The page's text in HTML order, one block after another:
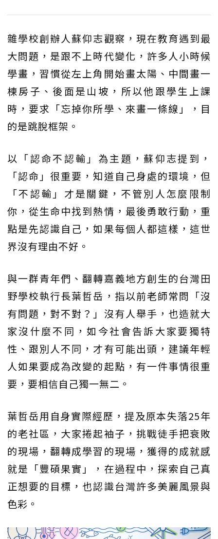
雜學校創辦人蘇仰志觀察，現在教育遇到最
大問題，是跟不上時代變化，許多人小時候
學畫，習慣從左上角開始畫太陽、中間畫一
棟房子、後面是山坡，所以他跟學生上課
時，要求「忘掉你所學、來畫一條線」，目
的是跳脫框架。
以「認命不認輸」為主題，蘇仰志提到，
「認命」很重要，知道自己身處的環境，但
「不認輸」才是關鍵，不管別人怎麼限制
你，從生命中找到熱情，最後勇敢行動，重
點是先認識自己，如果每個人都這樣，這世
界沒有理由不好。
與一群青年們、翻轉嘉義地方創生的台灣田
野學校執行長葉哲岳，指以前老師常問「沒
有問題，對不對？」沒有人舉手，也造就大
家沒什麼不同，如今社會告訴大家要獨特
性、跟別人不同，才有可能出頭，建議年輕
人如果要成為改變的起點，有一件事情很重
要，要相信自己獨一無二。
葉哲岳用自身實際經歷，提及原本失落25年
的老社區，大家捲起袖子，挑戰徒手把衰敗
的現場，翻轉成學習的現場，獲得的成就感
就是「豐碩果實」，在過程中，探索自己真
正想要的目標，也認識台灣許多美麗風景與
色彩。